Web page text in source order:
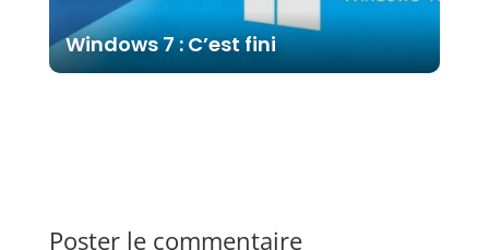
Windows 7 : C’est fini
Poster le commentaire